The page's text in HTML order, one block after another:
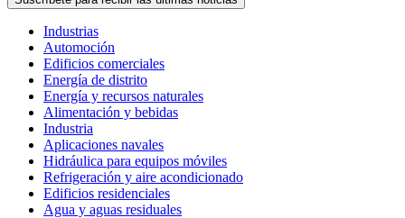
Industrias
Automoción
Edificios comerciales
Energía de distrito
Energía y recursos naturales
Alimentación y bebidas
Industria
Aplicaciones navales
Hidráulica para equipos móviles
Refrigeración y aire acondicionado
Edificios residenciales
Agua y aguas residuales